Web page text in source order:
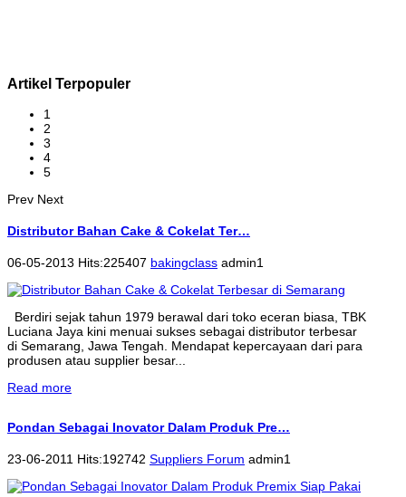
Artikel Terpopuler
1
2
3
4
5
Prev Next
Distributor Bahan Cake & Cokelat Ter…
06-05-2013 Hits:225407 bakingclass admin1
Berdiri sejak tahun 1979 berawal dari toko eceran biasa, TBK
Luciana Jaya kini menuai sukses sebagai distributor terbesar
di Semarang, Jawa Tengah. Mendapat kepercayaan dari para
produsen atau supplier besar...
Read more
Pondan Sebagai Inovator Dalam Produk Pre…
23-06-2011 Hits:192742 Suppliers Forum admin1